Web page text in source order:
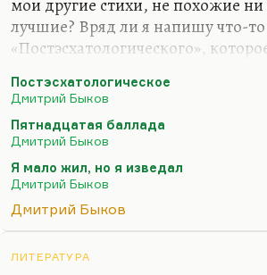
мои другие стихи, не похожие ни
лучшие? Вряд ли я напишу что-
«Постэсхатологического»,
я напишу что-то лучше
(«Если б был я Дэн Браун…») или
любимого стихотворения –
рыбке»… Вообще, лучшее
звучит так:
Я мало жил, но я изведал
Небесной Родины я не предал –
Постэсхатологическое
Дмитрий Быков
Пятнадцатая баллада
Дмитрий Быков
Я мало жил, но я изведал
Дмитрий Быков
Дмитрий Быков
ЛИТЕРАТУРА